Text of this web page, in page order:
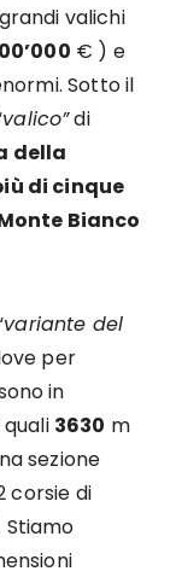
valichi
€ ) e
Sotto il
valico”di
della
di cinque
Bianco
variante del
per
in
3630 m
sezione
corsie di
Stiamo